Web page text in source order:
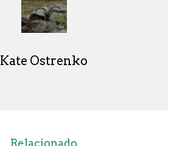
Kate Ostrenko
Relacionado